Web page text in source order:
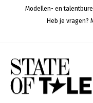
Modellen- en
Heb je vragen?